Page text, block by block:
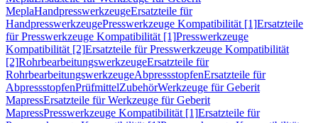
MeplaHandpresswerkzeugeErsatzteile für
HandpresswerkzeugePresswerkzeuge Kompatibilität [1]Ersatzteile
für Presswerkzeuge Kompatibilität [1]Presswerkzeuge
Kompatibilität [2]Ersatzteile für Presswerkzeuge Kompatibilität
[2]RohrbearbeitungswerkzeugeErsatzteile für
RohrbearbeitungswerkzeugeAbpressstopfenErsatzteile für
AbpressstopfenPrüfmittelZubehörWerkzeuge für Geberit
MapressErsatzteile für Werkzeuge für Geberit
MapressPresswerkzeuge Kompatibilität [1]Ersatzteile für